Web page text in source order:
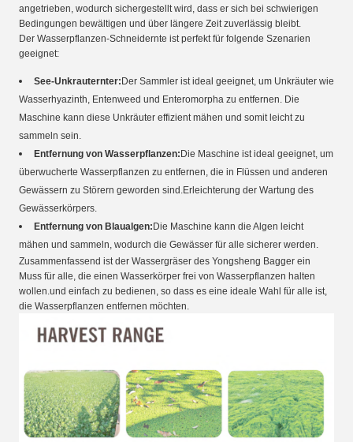
angetrieben, wodurch sichergestellt wird, dass er sich bei schwierigen
Bedingungen bewältigen und über längere Zeit zuverlässig bleibt.
Der Wasserpflanzen-Schneidernte ist perfekt für folgende Szenarien
geeignet:
See-Unkrauternter: Der Sammler ist ideal geeignet, um Unkräuter wie
Wasserhyazinth, Entenweed und Enteromorpha zu entfernen. Die
Maschine kann diese Unkräuter effizient mähen und somit leicht zu
sammeln sein.
Entfernung von Wasserpflanzen: Die Maschine ist ideal geeignet, um
überwucherte Wasserpflanzen zu entfernen, die in Flüssen und anderen
Gewässern zu Störern geworden sind.Erleichterung der Wartung des
Gewässerkörpers.
Entfernung von Blaualgen: Die Maschine kann die Algen leicht
mähen und sammeln, wodurch die Gewässer für alle sicherer werden.
Zusammenfassend ist der Wassergräser des Yongsheng Bagger ein
Muss für alle, die einen Wasserkörper frei von Wasserpflanzen halten
wollen.und einfach zu bedienen, so dass es eine ideale Wahl für alle ist,
die Wasserpflanzen entfernen möchten.